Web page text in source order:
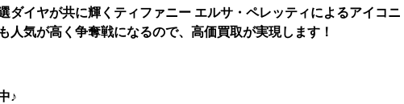
ダイヤが共に輝くティファニー エルサ・ペレッティによるアイコニ
人気が高く争奪戦になるので、高価買取が実現します！
♪